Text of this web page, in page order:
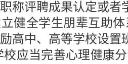
称评聘成果认定或者
健全学生朋辈互助
高中、高等学校设置
校应当完善心理健康